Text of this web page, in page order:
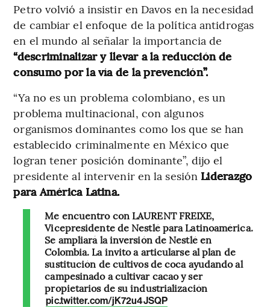
Petro volvió a insistir en Davos en la necesidad
de cambiar el enfoque de la política antidrogas
en el mundo al señalar la importancia de
“descriminalizar y llevar a la reducción de
consumo por la vía de la prevención”.
“Ya no es un problema colombiano, es un
problema multinacional, con algunos
organismos dominantes como los que se han
establecido criminalmente en México que
logran tener posición dominante”, dijo el
presidente al intervenir en la sesión Liderazgo
para América Latina.
Me encuentro con LAURENT FREIXE,
Vicepresidente de Nestlé para Latinoamérica.
Se ampliará la inversión de Nestlé en
Colombia. La invito a articularse al plan de
sustitución de cultivos de coca ayudando al
campesinado a cultivar cacao y ser
propietarios de su industrialización
pic.twitter.com/jK72u4JSQP